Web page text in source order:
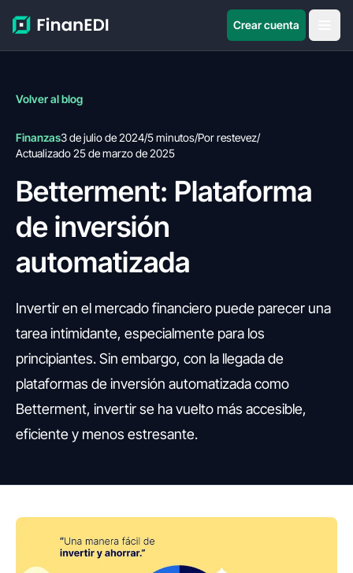
Crear cuenta
Volver al blog
Finanzas3 de julio de 2024/5 minutos/Por restevez/
Actualizado 25 de marzo de 2025
Betterment: Plataforma
de inversión
automatizada
Invertir en el mercado financiero puede parecer una
tarea intimidante, especialmente para los
principiantes. Sin embargo, con la llegada de
plataformas de inversión automatizada como
Betterment, invertir se ha vuelto más accesible,
eficiente y menos estresante.